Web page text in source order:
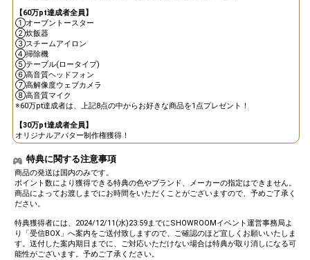
19
20 1200000
Gifting
the live performance.
First, try throwing free Stars
(once a day)! You can also charge
Show Gold to purchase gifts
(available from 1 JPY)! When you
performer(s), the performer's
popularity ranking and your
ranking go up.
other users.
【60万pt達成者全員】
①オーブントースター
②炊飯器
③スチームアイロン
④掃除機
⑤テーブル(ロータイプ)
⑥高音質ヘッドフォン
⑦高解像度ウェブカメラ
⑧高音質マイク
※60万pt達成者は、上記8点の中からお好きな商品を1点プレゼント！
【30万pt達成者全員】
オリジナルアバター制作権獲得！
特典に関する注意事項
商品の発送は国内のみです。
ポイント数により獲得できる特典の色やブランド、メーカーの指定はできません。
商品によってお渡しまでにお時間をいただくことがございますので、予めご了承く
ださい。
特典獲得者には、2024/12/11(水)23:59までにSHOWROOMイベント運営事務局よ
り「受信BOX」へ案内をご送付致しますので、ご確認のほど宜しくお願いいたしま
す。送付した案内期日までに、ご対応いただけない場合は特典が取り消しになる可
能性がございます。予めご了承ください。